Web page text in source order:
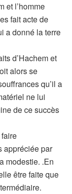
et l’homme
fait acte de
a donné la terre
d’Hachem et
alors se
qu’il a
ne lui
de ce succès
appréciée par
modestie. .En
être faite que